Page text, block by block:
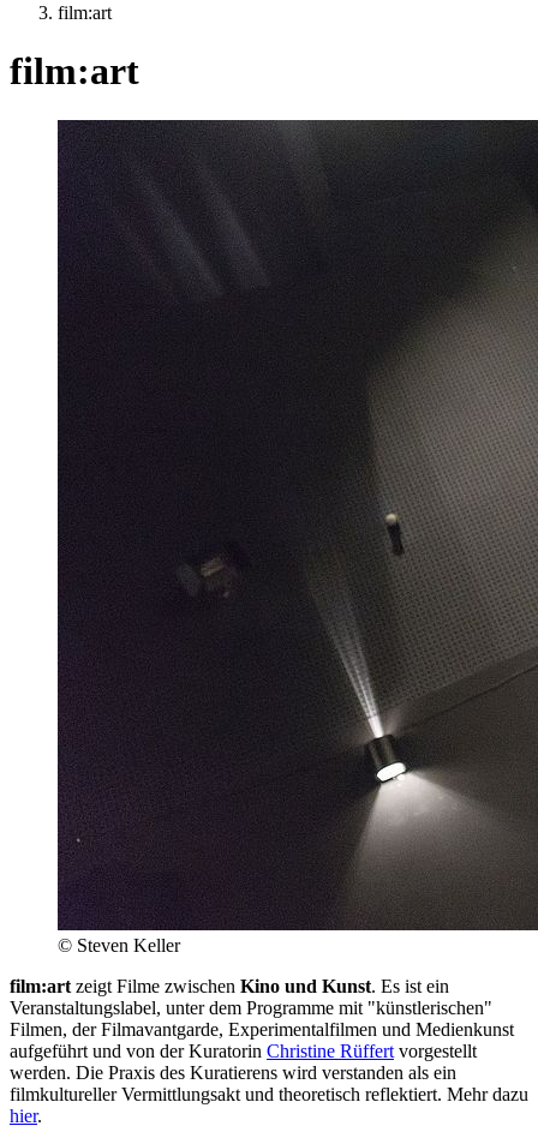
film:art
film:art
© Steven Keller
film:art zeigt Filme zwischen Kino und Kunst. Es ist ein
Veranstaltungslabel, unter dem Programme mit "künstlerischen"
Filmen, der Filmavantgarde, Experimentalfilmen und Medienkunst
aufgeführt und von der Kuratorin Christine Rüffert vorgestellt
werden. Die Praxis des Kuratierens wird verstanden als ein
filmkultureller Vermittlungsakt und theoretisch reflektiert. Mehr dazu
hier.